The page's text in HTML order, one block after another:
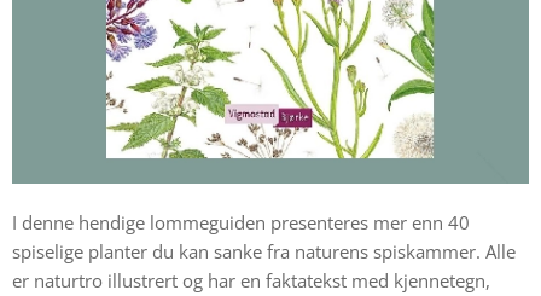
I denne hendige lommeguiden presenteres mer enn 40
spiselige planter du kan sanke fra naturens spiskammer. Alle
er naturtro illustrert og har en faktatekst med kjennetegn,